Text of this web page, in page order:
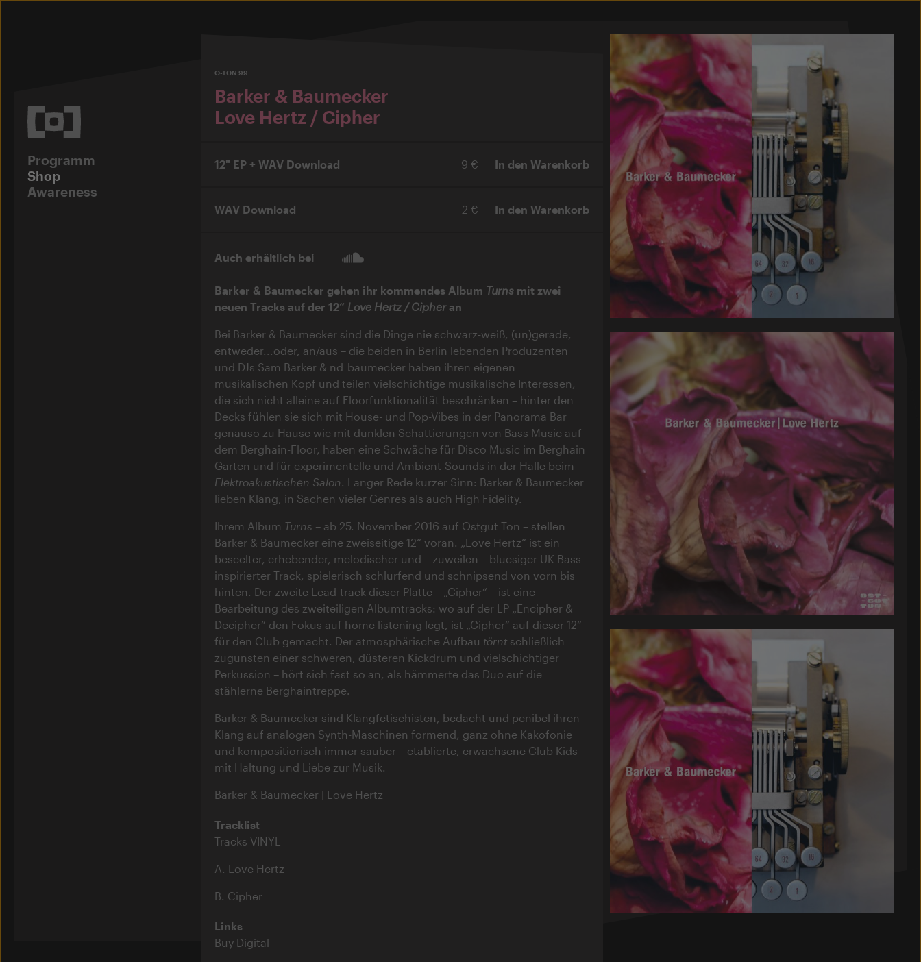
Programm
Shop
Awareness
O-TON 99
Barker & Baumecker
Love Hertz / Cipher
12" EP + WAV Download 9 € In den Warenkorb
WAV Download 2 € In den Warenkorb
Auch erhältlich bei
Barker & Baumecker gehen ihr kommendes Album Turnsmit zwei
neuen Tracks auf der 12“ Love Hertz / Cipheran
Bei Barker & Baumecker sind die Dinge nie schwarz-weiß, (un)gerade,
entweder...oder, an/aus – die beiden in Berlin lebenden Produzenten
und DJs Sam Barker & nd_baumecker haben ihren eigenen
musikalischen Kopf und teilen vielschichtige musikalische Interessen,
die sich nicht alleine auf Floorfunktionalität beschränken – hinter den
Decks fühlen sie sich mit House- und Pop-Vibes in der Panorama Bar
genauso zu Hause wie mit dunklen Schattierungen von Bass Music auf
dem Berghain-Floor, haben eine Schwäche für Disco Music im Berghain
Garten und für experimentelle und Ambient-Sounds in der Halle beim
Elektroakustischen Salon . Langer Rede kurzer Sinn: Barker & Baumecker
lieben Klang, in Sachen vieler Genres als auch High Fidelity.
Ihrem Album Turns – ab 25. November 2016 auf Ostgut Ton – stellen
Barker & Baumecker eine zweiseitige 12“ voran. „Love Hertz“ ist ein
beseelter, erhebender, melodischer und – zuweilen – bluesiger UK Bass-
inspirierter Track, spielerisch schlurfend und schnipsend von vorn bis
hinten. Der zweite Lead-track dieser Platte – „Cipher“ – ist eine
Bearbeitung des zweiteiligen Albumtracks: wo auf der LP „Encipher &
Decipher“ den Fokus auf home listening legt, ist „Cipher“ auf dieser 12“
für den Club gemacht. Der atmosphärische Aufbau törntschließlich
zugunsten einer schweren, düsteren Kickdrum und vielschichtiger
Perkussion – hört sich fast so an, als hämmerte das Duo auf die
stählerne Berghaintreppe.
Barker & Baumecker sind Klangfetischisten, bedacht und penibel ihren
Klang auf analogen Synth-Maschinen formend, ganz ohne Kakofonie
und kompositiorisch immer sauber – etablierte, erwachsene Club Kids
mit Haltung und Liebe zur Musik.
Barker & Baumecker | Love Hertz
Tracklist
Tracks VINYL
A. Love Hertz
B. Cipher
Links
Buy Digital